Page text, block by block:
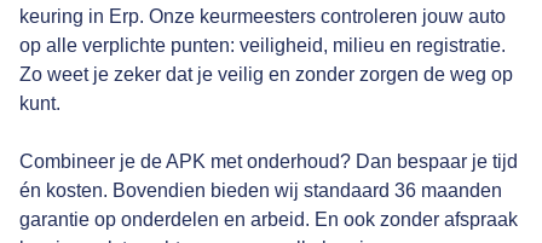
keuring in Erp. Onze keurmeesters controleren jouw auto
op alle verplichte punten: veiligheid, milieu en registratie.
Zo weet je zeker dat je veilig en zonder zorgen de weg op
kunt.
Combineer je de APK met onderhoud? Dan bespaar je tijd
én kosten. Bovendien bieden wij standaard 36 maanden
garantie op onderdelen en arbeid. En ook zonder afspraak